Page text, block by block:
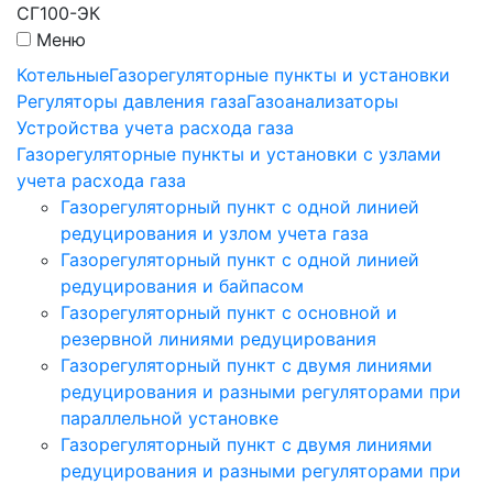
СГ100-ЭК
Меню
КотельныеГазорегуляторные пункты и установки
Регуляторы давления газаГазоанализаторы
Устройства учета расхода газа
Газорегуляторные пункты и установки с узлами
учета расхода газа
Газорегуляторный пункт с одной линией
редуцирования и узлом учета газа
Газорегуляторный пункт с одной линией
редуцирования и байпасом
Газорегуляторный пункт c основной и
резервной линиями редуцирования
Газорегуляторный пункт с двумя линиями
редуцирования и разными регуляторами при
параллельной установке
Газорегуляторный пункт с двумя линиями
редуцирования и разными регуляторами при